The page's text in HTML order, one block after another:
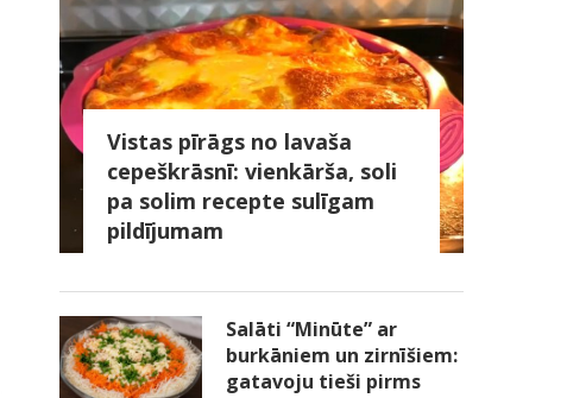
Vistas pīrāgs no lavaša
cepeškrāsnī: vienkārša, soli
pa solim recepte sulīgam
pildījumam
Salāti “Minūte” ar
burkāniem un zirnīšiem:
gatavoju tieši pirms